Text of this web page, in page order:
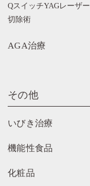
QスイッチYAGレーザー
切除術
AGA治療
その他
いびき治療
機能性食品
化粧品